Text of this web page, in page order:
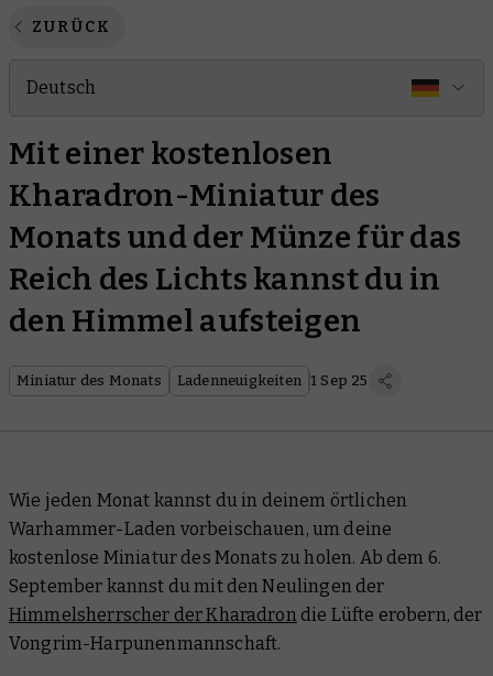
ZURÜCK
Deutsch
Mit einer kostenlosen
Kharadron-Miniatur des
Monats und der Münze für das
Reich des Lichts kannst du in
den Himmel aufsteigen
Miniatur des Monats Ladenneuigkeiten 1 Sep 25
Wie jeden Monat kannst du in deinem örtlichen
Warhammer-Laden vorbeischauen, um deine
kostenlose Miniatur des Monats zu holen. Ab dem 6.
September kannst du mit den Neulingen der
Himmelsherrscher der Kharadron die Lüfte erobern, der
Vongrim-Harpunenmannschaft.